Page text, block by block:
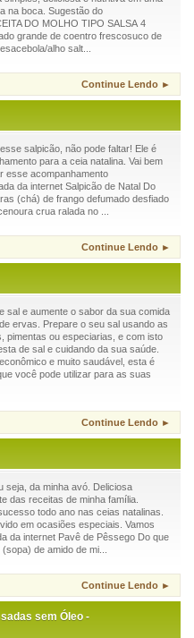
na boca. Sugestão do
DO MOLHO TIPO SALSA 4
grande de coentro frescosuco de
alho salt...
Continue Lendo ►
salpicão, não pode faltar! Ele é
para a ceia natalina. Vai bem
esse acompanhamento
da internet Salpicão de Natal Do
(chá) de frango defumado desfiado
crua ralada no ...
Continue Lendo ►
sal e aumente o sabor da sua comida
ervas. Prepare o seu sal usando as
pimentas ou especiarias, e com isto
de sal e cuidando da sua saúde.
e muito saudável, esta é
você pode utilizar para as suas
Continue Lendo ►
seja, da minha avó. Deliciosa
das receitas de minha família.
todo ano nas ceias natalinas.
em ocasiões especiais. Vamos
da internet Pavê de Pêssego Do que
de amido de mi...
Continue Lendo ►
sem Óleo -